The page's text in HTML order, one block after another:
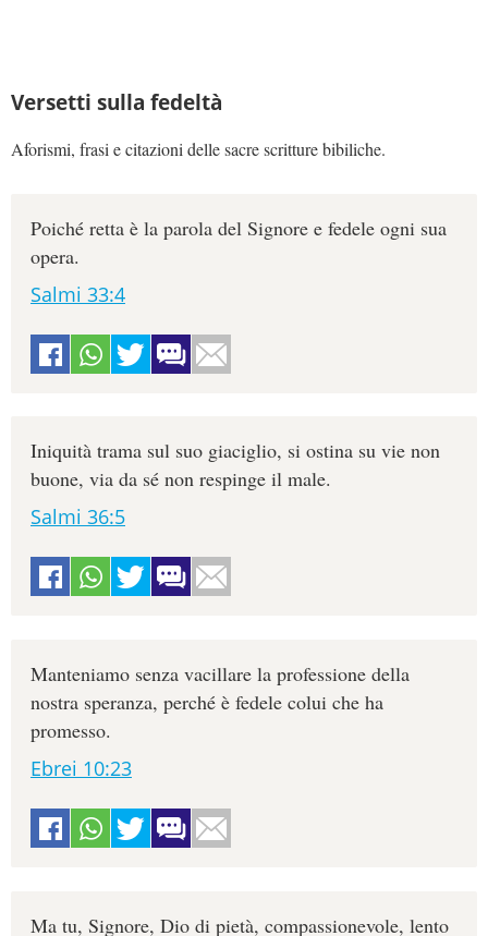
Versetti sulla fedeltà
Aforismi, frasi e citazioni delle sacre scritture bibiliche.
Poiché retta è la parola del Signore e fedele ogni sua
opera.
Salmi 33:4
Iniquità trama sul suo giaciglio, si ostina su vie non
buone, via da sé non respinge il male.
Salmi 36:5
Manteniamo senza vacillare la professione della
nostra speranza, perché è fedele colui che ha
promesso.
Ebrei 10:23
Ma tu, Signore, Dio di pietà, compassionevole, lento